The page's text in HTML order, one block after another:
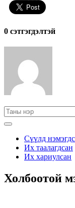
0 cэтгэгдэлтэй
Сүүлд
Их таалагдсан
Их хариулсан
Холбоотой